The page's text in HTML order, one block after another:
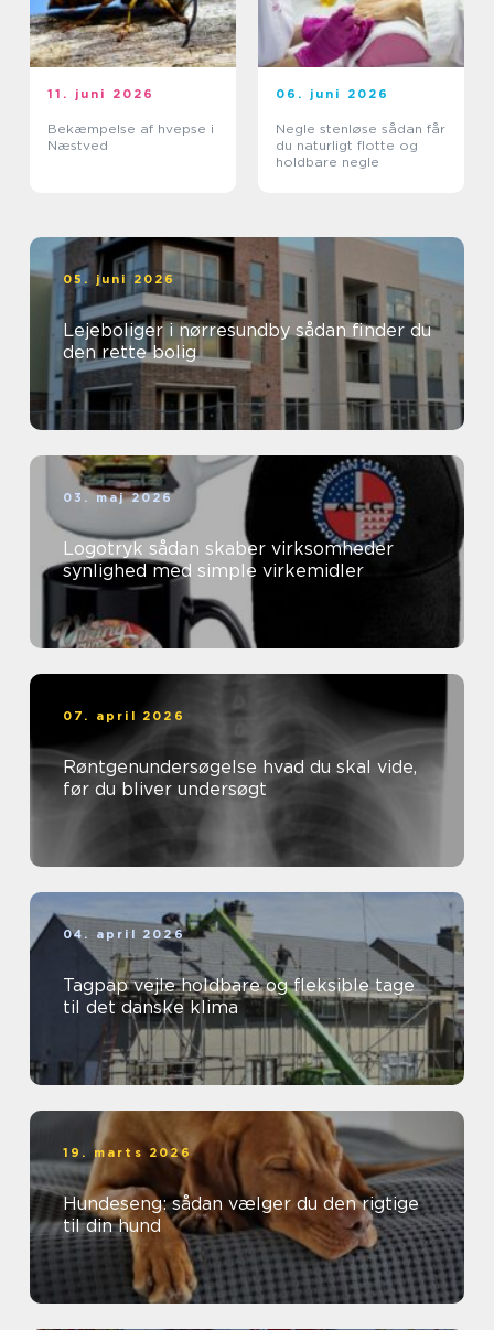
11. juni 2026
Bekæmpelse af hvepse i
Næstved
06. juni 2026
Negle stenløse sådan får
du naturligt flotte og
holdbare negle
05. juni 2026
Lejeboliger i nørresundby sådan finder du
den rette bolig
03. maj 2026
Logotryk sådan skaber virksomheder
synlighed med simple virkemidler
07. april 2026
Røntgenundersøgelse hvad du skal vide,
før du bliver undersøgt
04. april 2026
Tagpap vejle holdbare og fleksible tage
til det danske klima
19. marts 2026
Hundeseng: sådan vælger du den rigtige
til din hund